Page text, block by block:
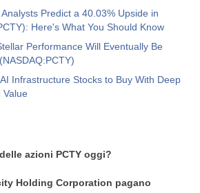
Predict a 40.03% Upside in
Paylocity (PCTY): Here's What You Should Know
Performance Will Eventually Be
Infrastructure Stocks to Buy With Deep
Value
azioni PCTY oggi?
Holding Corporation pagano